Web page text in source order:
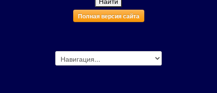
Полная версия сайта